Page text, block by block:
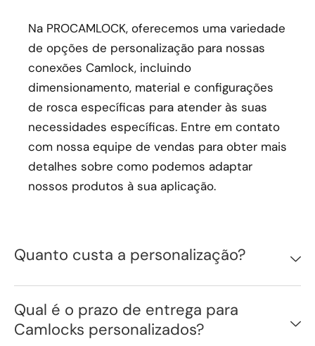
Na PROCAMLOCK, oferecemos uma variedade
de opções de personalização para nossas
conexões Camlock, incluindo
dimensionamento, material e configurações
de rosca específicas para atender às suas
necessidades específicas. Entre em contato
com nossa equipe de vendas para obter mais
detalhes sobre como podemos adaptar
nossos produtos à sua aplicação.
Quanto custa a personalização?
Qual é o prazo de entrega para
Camlocks personalizados?